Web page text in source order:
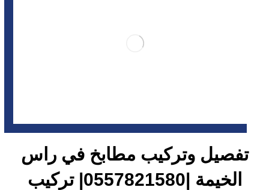
تفصيل وتركيب مطابخ في راس
الخيمة |0557821580| تركيب